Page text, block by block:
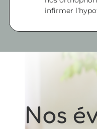
infirmer
Nos